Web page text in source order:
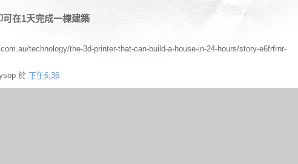
在1天完成一棟建築
technology/the-3d-printer-that-can-build-a-house-in-24-hours/story-e6frfrnr-
於 下午6:36